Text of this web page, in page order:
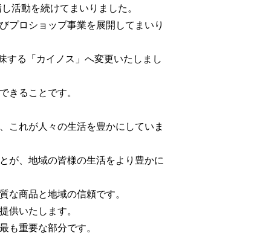
活動を続けてまいりました。
プロショップ事業を展開してまいり
する「カイノス」へ変更いたしまし
きることです。
これが人々の生活を豊かにしていま
が、地域の皆様の生活をより豊かに
な商品と地域の信頼です。
供いたします。
も重要な部分です。